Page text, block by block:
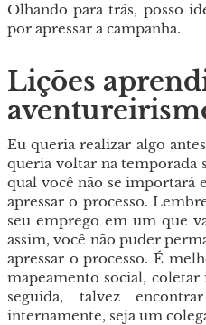
Olhando para trás, posso
por apressar a campanha.
Lições
Eu queria realizar algo
queria voltar na temporada
qual você não se importará
apressar o processo.
seu emprego em um que
assim, você não puder
apressar o processo. É
mapeamento social,
seguida, talvez
internamente, seja um